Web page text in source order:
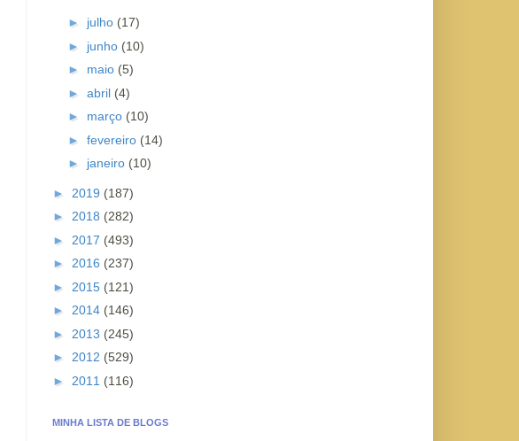
► julho (17)
► junho (10)
► maio (5)
► abril (4)
► março (10)
► fevereiro (14)
► janeiro (10)
► 2019 (187)
► 2018 (282)
► 2017 (493)
► 2016 (237)
► 2015 (121)
► 2014 (146)
► 2013 (245)
► 2012 (529)
► 2011 (116)
MINHA LISTA DE BLOGS